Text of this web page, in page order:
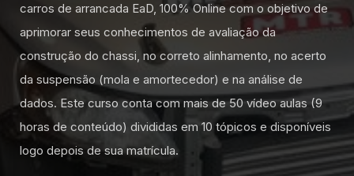
carros de arrancada EaD, 100% Online com o objetivo de
aprimorar seus conhecimentos de avaliação da
construção do chassi, no correto alinhamento, no acerto
da suspensão (mola e amortecedor) e na análise de
dados. Este curso conta com mais de 50 vídeo aulas (9
horas de conteúdo) divididas em 10 tópicos e disponíveis
logo depois de sua matrícula.